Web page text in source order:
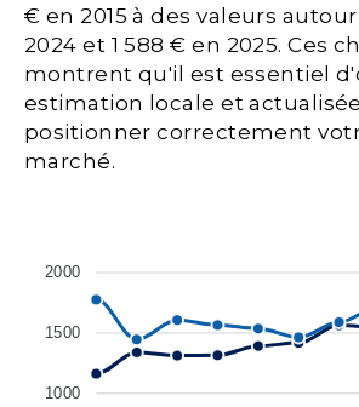
€ en 2015 à des valeurs autour
2024 et 1 588 € en 2025. Ces
montrent qu'il est essentiel
estimation locale et
positionner correctement
marché.
2000
1500
1000